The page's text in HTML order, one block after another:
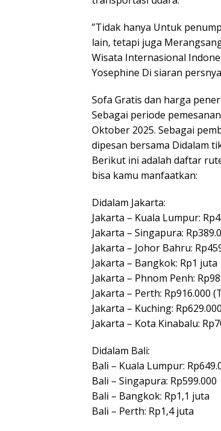
”Tidak hanya Untuk
lain, tetapi juga
Wisata Internasional
Yosephine Di siaran
Sofa Gratis dan harga
Sebagai periode
Oktober 2025. Sebagai
dipesan bersama Didalam
Berikut ini adalah daftar
bisa kamu manfaatkan:
Didalam Jakarta:
Jakarta – Kuala Lumpur:
Jakarta – Singapura:
Jakarta – Johor Bahru:
Jakarta – Bangkok: Rp1 juta
Jakarta – Phnom Penh:
Jakarta – Perth: Rp916.000
Jakarta – Kuching: Rp629.000
Jakarta – Kota Kinabalu:
Didalam Bali:
Bali – Kuala Lumpur:
Bali – Singapura: Rp599.000
Bali – Bangkok: Rp1,1 juta
Bali – Perth: Rp1,4 juta